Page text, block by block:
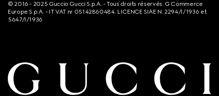
© 2016 - 2025 Guccio Gucci S.p.A. - Tous droits réservés. G Commerce
Europe S.p.A. - IT VAT nr 05142860484. LICENCE SIAE N. 2294/I/1936 et
5647/I/1936